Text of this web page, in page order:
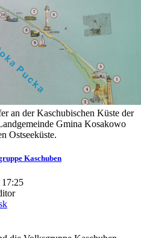
an der Kaschubischen Küste der
Gmina Kosakowo
Ostseeküste.
Kaschuben
17:25